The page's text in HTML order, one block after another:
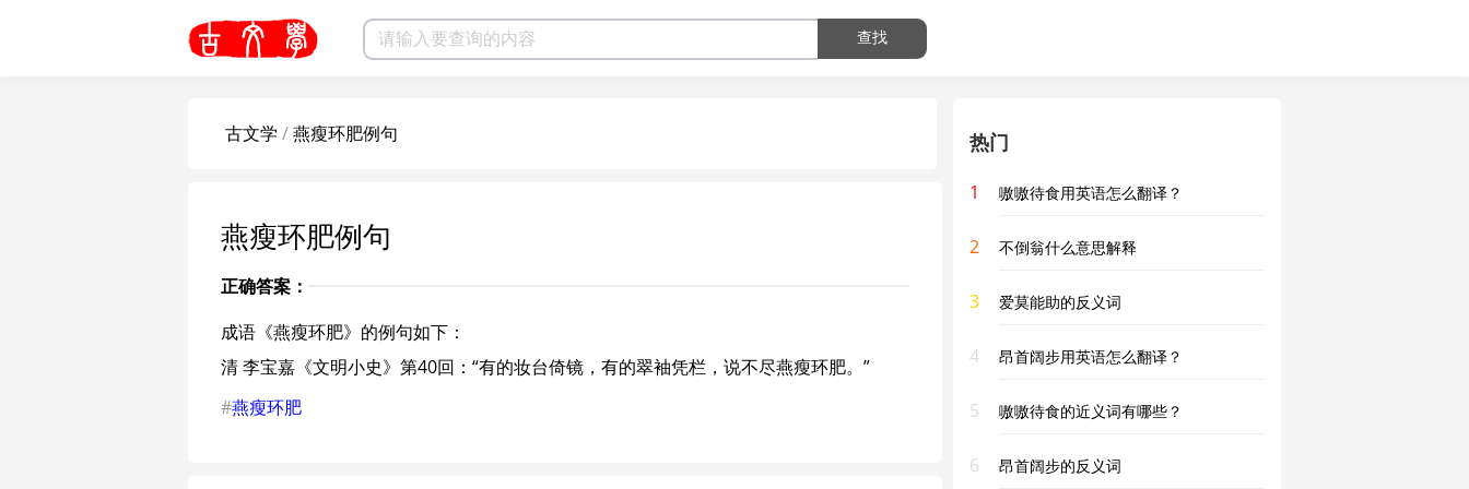
查找
古文学 /燕瘦环肥例句
燕瘦环肥例句
正确答案：
成语《燕瘦环肥》的例句如下：
清 李宝嘉《文明小史》第40回：“有的妆台倚镜，有的翠袖凭栏，说不尽燕瘦环肥。”
#燕瘦环肥
热门
1 嗷嗷待食用英语怎么翻译？
2 不倒翁什么意思解释
3 爱莫能助的反义词
4 昂首阔步用英语怎么翻译？
5 嗷嗷待食的近义词有哪些？
6 昂首阔步的反义词